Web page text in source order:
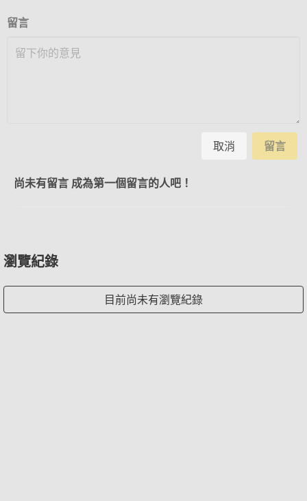
留言
取消 留言
尚未有留言 成為第一個留言的人吧！
瀏覽紀錄
目前尚未有瀏覽紀錄